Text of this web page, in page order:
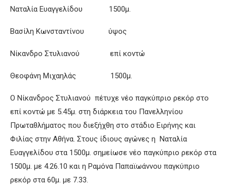
Ναταλία Ευαγγελίδου 1500μ.
Βασίλη Κωνσταντίνου ύψος
Νίκανδρο Στυλιανού επί κοντώ
Θεοφάνη Μιχαηλάς 1500μ.
Ο Νίκανδρος Στυλιανού πέτυχε νέο παγκύπριο ρεκόρ στο
επί κοντώ με 5.45μ. στη διάρκεια του Πανελληνίου
Πρωταθλήματος που διεξήχθη στο στάδιο Ειρήνης και
Φιλίας στην Αθήνα. Στους ίδιους αγώνες η Ναταλία
Ευαγγελίδου στα 1500μ. σημείωσε νέο παγκύπριο ρεκόρ στα
1500μ. με 4.26.10 και η Ραμόνα Παπαϊωάννου παγκύπριο
ρεκόρ στα 60μ. με 7.33.